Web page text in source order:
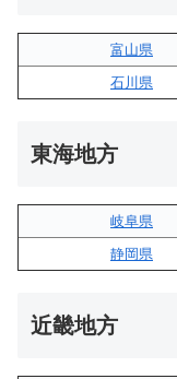
富山県
石川県
東海地方
岐阜県
静岡県
近畿地方